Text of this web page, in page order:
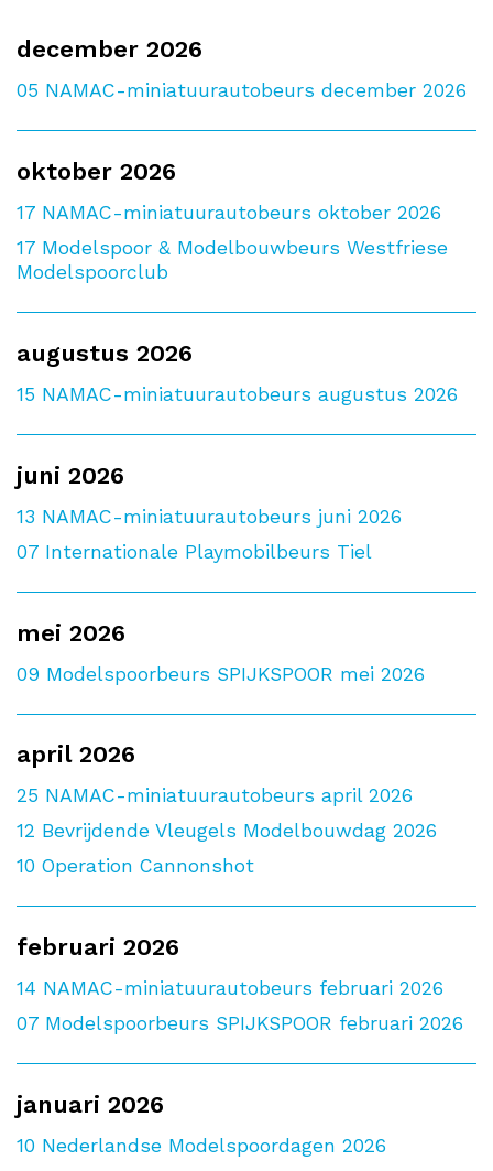
december 2026
05 NAMAC-miniatuurautobeurs december 2026
oktober 2026
17 NAMAC-miniatuurautobeurs oktober 2026
17 Modelspoor & Modelbouwbeurs Westfriese
Modelspoorclub
augustus 2026
15 NAMAC-miniatuurautobeurs augustus 2026
juni 2026
13 NAMAC-miniatuurautobeurs juni 2026
07 Internationale Playmobilbeurs Tiel
mei 2026
09 Modelspoorbeurs SPIJKSPOOR mei 2026
april 2026
25 NAMAC-miniatuurautobeurs april 2026
12 Bevrijdende Vleugels Modelbouwdag 2026
10 Operation Cannonshot
februari 2026
14 NAMAC-miniatuurautobeurs februari 2026
07 Modelspoorbeurs SPIJKSPOOR februari 2026
januari 2026
10 Nederlandse Modelspoordagen 2026